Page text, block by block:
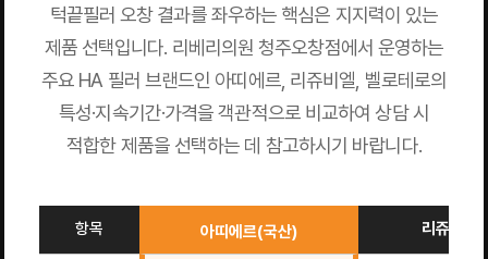
턱끝필러 오창 결과를 좌우하는 핵심은 지지력이 있는
제품 선택입니다. 리베리의원 청주오창점에서 운영하는
주요 HA 필러 브랜드인 아띠에르, 리쥬비엘, 벨로테로의
특성·지속기간·가격을 객관적으로 비교하여 상담 시
적합한 제품을 선택하는 데 참고하시기 바랍니다.
항목 아띠에르(국산) 리쥬비엘